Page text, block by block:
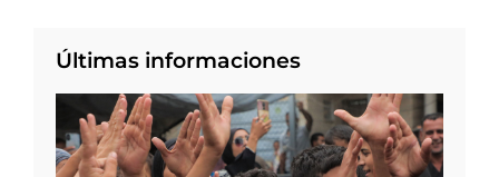
Últimas informaciones